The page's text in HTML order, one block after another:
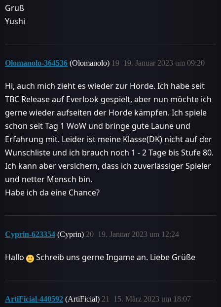
Gruß
Yushi
Olomanolo-364536 (Olomanolo) 19. Januar 2023 um 09:20
19
Hi, auch mich zieht es wieder zur Horde. Ich habe seit
TBC Release auf Everlook gespielt, aber nun möchte ich
gerne wieder aufseiten der Horde kämpfen. Ich spiele
schon seit Tag 1 WoW und bringe gute Laune und
Erfahrung mit. Leider ist meine Klasse(DK) nicht auf der
Wunschliste und ich brauch noch 1 - 2 Tage bis Stufe 80.
Ich kann aber versichern, dass ich zuverlässiger Spieler
und netter Mensch bin.
Habe ich da eine Chance?
Cyprin-623354 (Cyprin) 19. Januar 2023 um 12:24
20
Hallo Schreib uns gerne Ingame an. Liebe Grüße
ArtiFicial-440592 (ArtiFicial) 15. März 2023 um 18:07
21